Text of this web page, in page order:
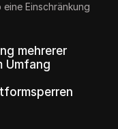
Einschränkung
mehrerer
Umfang